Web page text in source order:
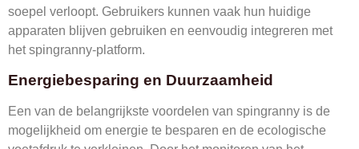
soepel verloopt. Gebruikers kunnen vaak hun huidige
apparaten blijven gebruiken en eenvoudig integreren met
het spingranny-platform.
Energiebesparing en Duurzaamheid
Een van de belangrijkste voordelen van spingranny is de
mogelijkheid om energie te besparen en de ecologische